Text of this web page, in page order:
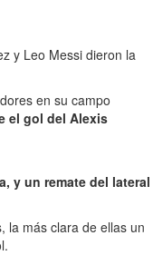
y Leo Messi dieron la
en su campo
el gol del Alexis
y un remate del lateral
la más clara de ellas un